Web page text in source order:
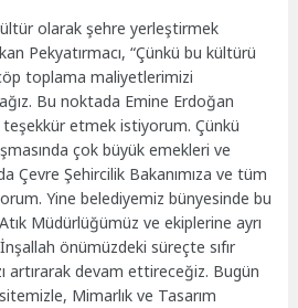
kültür olarak şehre yerleştirmek
Pekyatırmacı, “Çünkü bu kültürü
toplama maliyetlerimizi
Bu noktada Emine Erdoğan
teşekkür etmek istiyorum. Çünkü
çok büyük emekleri ve
Çevre Şehircilik Bakanımıza ve tüm
Yine belediyemiz bünyesinde bu
Müdürlüğümüz ve ekiplerine ayrı
önümüzdeki süreçte sıfır
artırarak devam ettireceğiz. Bugün
Mimarlık ve Tasarım